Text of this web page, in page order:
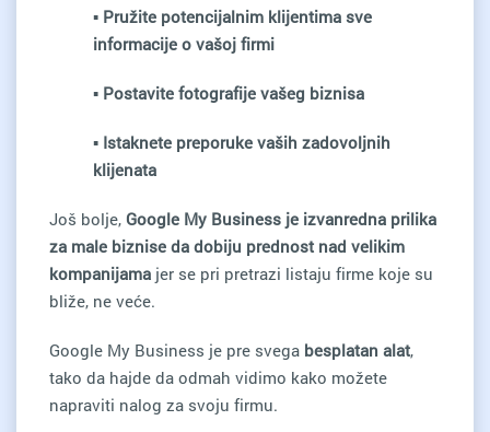
▪ Pružite potencijalnim klijentima sve
informacije o vašoj firmi
▪ Postavite fotografije vašeg biznisa
▪ Istaknete preporuke vaših zadovoljnih
klijenata
Još bolje, Google My Business je izvanredna prilika
za male biznise da dobiju prednost nad velikim
kompanijama jer se pri pretrazi listaju firme koje su
bliže, ne veće.
Google My Business je pre svega besplatan alat,
tako da hajde da odmah vidimo kako možete
napraviti nalog za svoju firmu.